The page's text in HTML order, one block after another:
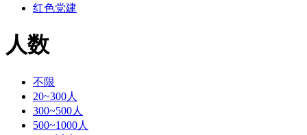
红色党建
人数
不限
20~300人
300~500人
500~1000人